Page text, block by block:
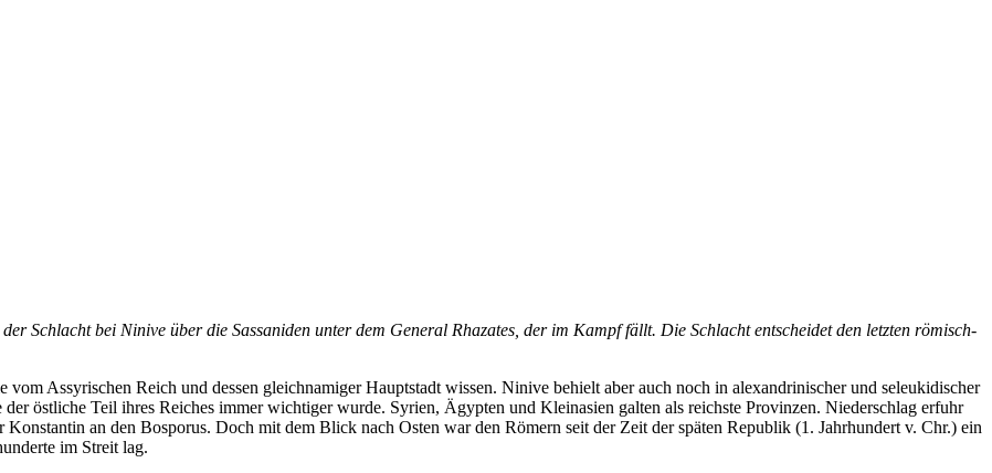
Schlacht bei Ninive über die Sassaniden unter dem General Rhazates, der im Kampf fällt. Die Schlacht entscheidet den letzten römisch-
Assyrischen Reich und dessen gleichnamiger Hauptstadt wissen. Ninive behielt aber auch noch in alexandrinischer und seleukidischer
östliche Teil ihres Reiches immer wichtiger wurde. Syrien, Ägypten und Kleinasien galten als reichste Provinzen. Niederschlag erfuhr
an den Bosporus. Doch mit dem Blick nach Osten war den Römern seit der Zeit der späten Republik (1. Jahrhundert v. Chr.) ein
im Streit lag.